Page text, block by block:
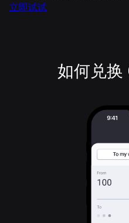
立即试试
如何兑换